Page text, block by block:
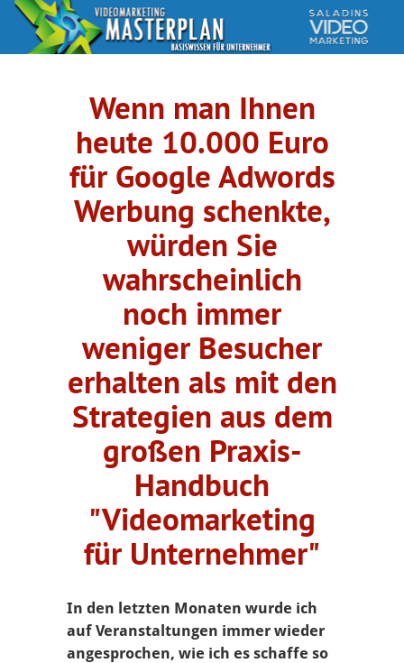
Wenn man Ihnen
heute 10.000 Euro
für Google Adwords
Werbung schenkte,
würden Sie
wahrscheinlich
noch immer
weniger Besucher
erhalten als mit den
Strategien aus dem
großen Praxis-
Handbuch
"Videomarketing
für Unternehmer"
In den letzten Monaten wurde ich
auf Veranstaltungen immer wieder
angesprochen, wie ich es schaffe so